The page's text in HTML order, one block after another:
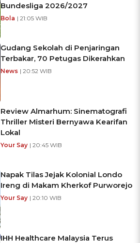
Bundesliga 2026/2027
Bola | 21:05 WIB
Gudang Sekolah di Penjaringan
Terbakar, 70 Petugas Dikerahkan
News | 20:52 WIB
Review Almarhum: Sinematografi
Thriller Misteri Bernyawa Kearifan
Lokal
Your Say | 20:45 WIB
Napak Tilas Jejak Kolonial Londo
Ireng di Makam Kherkof Purworejo
Your Say | 20:10 WIB
IHH Healthcare Malaysia Terus